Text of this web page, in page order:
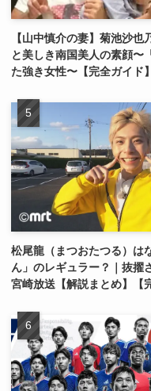
【山中慎介の妻】菊池沙也
と美しき南国美人の素顔〜
た強き女性〜【完全ガイド】
松尾龍（まつおたつる）は
ん」のレギュラー？｜抜擢
宮崎放送【解説まとめ】【